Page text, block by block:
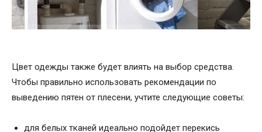
Цвет одежды также будет влиять на выбор средства.
Чтобы правильно использовать рекомендации по
выведению пятен от плесени, учтите следующие советы:
для белых тканей идеально подойдет перекись